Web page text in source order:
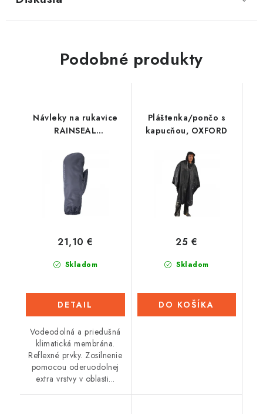
Podobné produkty
Návleky na rukavice
RAINSEAL
OXFORD (čierne)
Skladom
21,10 €
DETAIL
Vodeodolná a priedušná
klimatická membrána.
Reflexné prvky. Zosilnenie
pomocou oderuodolnej
extra vrstvy v oblasti...
Pláštenka/pončo s
kapucňou, OXFORD
Skladom
25 €
DO KOŠÍKA